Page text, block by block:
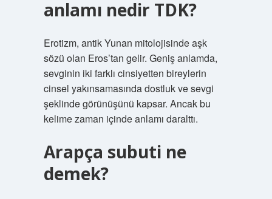
anlamı nedir TDK?
Erotizm, antik Yunan mitolojisinde aşk
sözü olan Eros’tan gelir. Geniş anlamda,
sevginin iki farklı cinsiyetten bireylerin
cinsel yakınsamasında dostluk ve sevgi
şeklinde görünüşünü kapsar. Ancak bu
kelime zaman içinde anlamı daralttı.
Arapça subuti ne
demek?